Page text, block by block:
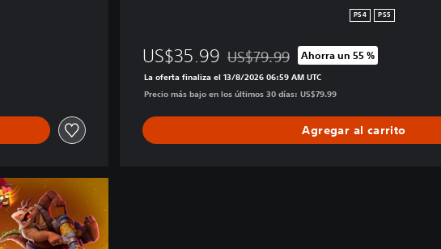
PS4 PS5
US$35.99 Rebajado del precio original de US$79.99
US$79.99 Ahorra un 55 %
La oferta finaliza el 13/8/2026 06:59 AM UTC
Precio más bajo en los últimos 30 días: US$79.99
Agregar al carrito